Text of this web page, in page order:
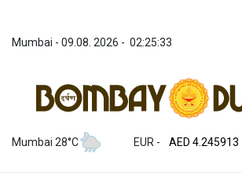
Mumbai - 09.08. 2026 - 02:25:33
Mumbai 28°C EUR -
ZWL
AED 4.245913
AFN